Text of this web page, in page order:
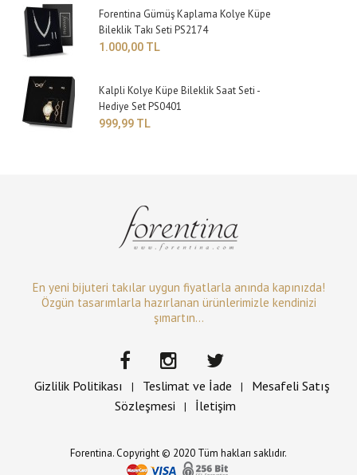
Forentina Gümüş Kaplama Kolye Küpe
Bileklik Takı Seti PS2174
1.000,00 TL
Kalpli Kolye Küpe Bileklik Saat Seti -
Hediye Set PS0401
999,99 TL
En yeni bijuteri takılar uygun fiyatlarla anında kapınızda!
Özgün tasarımlarla hazırlanan ürünlerimizle kendinizi
şımartın...
Gizlilik Politikası | Teslimat ve İade |
Mesafeli Satış
Sözleşmesi
| İletişim
Forentina. Copyright © 2020 Tüm hakları saklıdır.